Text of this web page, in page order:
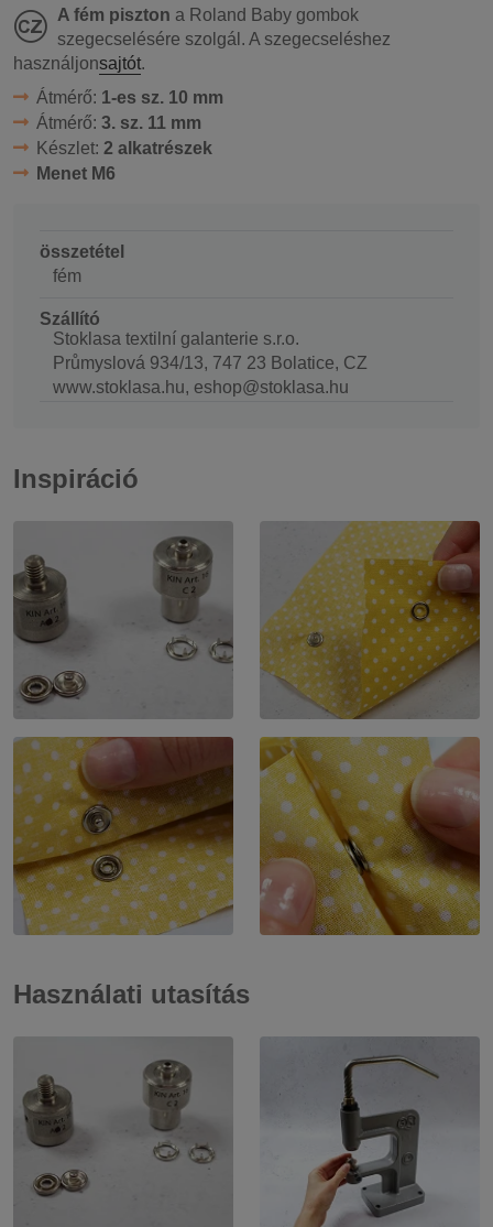
A fém piszton a Roland Baby gombok
szegecselésére szolgál. A szegecseléshez
használjonsajtót.
Átmérő: 1-es sz. 10 mm
Átmérő: 3. sz. 11 mm
Készlet: 2 alkatrészek
Menet M6
összetétel
fém
Szállító
Stoklasa textilní galanterie s.r.o.
Průmyslová 934/13, 747 23 Bolatice, CZ
www.stoklasa.hu, eshop@stoklasa.hu
Inspiráció
Használati utasítás